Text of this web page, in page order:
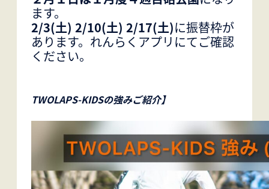
ます。
2/3(土) 2/10(土) 2/17(土)に振替枠が
あります。れんらくアプリにてご確認
ください。
TWOLAPS-KIDSの強みご紹介】